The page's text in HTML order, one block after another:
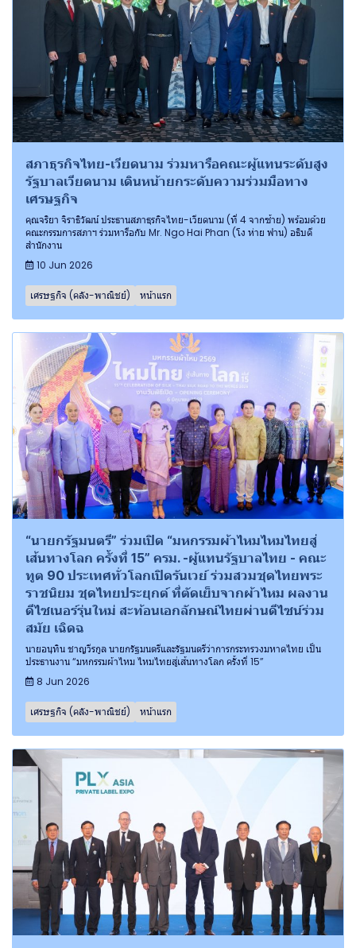
สภาธุรกิจไทย-เวียดนาม ร่วมหารือคณะผู้แทนระดับสูง
รัฐบาลเวียดนาม เดินหน้ายกระดับความร่วมมือทาง
เศรษฐกิจ
คุณจริยา จิราธิวัฒน์ ประธานสภาธุรกิจไทย-เวียดนาม (ที่ 4 จากซ้าย) พร้อมด้วย
คณะกรรมการสภาฯ ร่วมหารือกับ Mr. Ngo Hai Phan (โง ห่าย ฟาน) อธิบดี
สำนักงาน
10 Jun 2026
เศรษฐกิจ (คลัง-พาณิชย์) หน้าแรก
“นายกรัฐมนตรี” ร่วมเปิด “มหกรรมผ้าไหมไหมไทยสู่
เส้นทางโลก ครั้งที่ 15” ครม. -ผู้แทนรัฐบาลไทย - คณะ
ทูต 90 ประเทศทั่วโลกเปิดรันเวย์ ร่วมสวมชุดไทยพระ
ราชนิยม ชุดไทยประยุกต์ ที่ตัดเย็บจากผ้าไหม ผลงาน
ดีไซเนอร์รุ่นใหม่ สะท้อนเอกลักษณ์ไทยผ่านดีไซน์ร่วม
สมัย เฉิดฉ
นายอนุทิน ชาญวีรกูล นายกรัฐมนตรีและรัฐมนตรีว่าการกระทรวงมหาดไทย เป็น
ประธานงาน “มหกรรมผ้าไหม ไหมไทยสู่เส้นทางโลก ครั้งที่ 15”
8 Jun 2026
เศรษฐกิจ (คลัง-พาณิชย์) หน้าแรก